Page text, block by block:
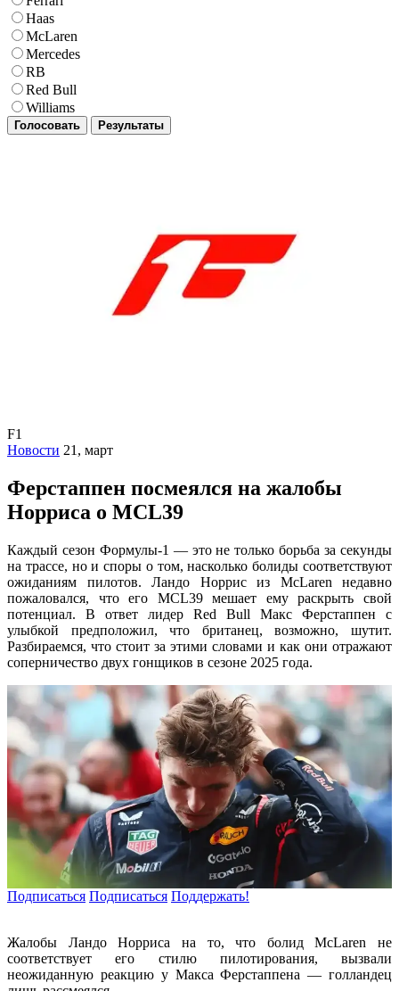
Haas
McLaren
Mercedes
RB
Red Bull
Williams
Голосовать Результаты
F1
Новости 21, март
Ферстаппен посмеялся на жалобы
Норриса о MCL39
Каждый сезон Формулы-1 — это не только борьба за секунды
на трассе, но и споры о том, насколько болиды соответствуют
ожиданиям пилотов. Ландо Норрис из McLaren недавно
пожаловался, что его MCL39 мешает ему раскрыть свой
потенциал. В ответ лидер Red Bull Макс Ферстаппен с
улыбкой предположил, что британец, возможно, шутит.
Разбираемся, что стоит за этими словами и как они отражают
соперничество двух гонщиков в сезоне 2025 года.
Подписаться Подписаться Поддержать!
Жалобы Ландо Норриса на то, что болид McLaren не
соответствует его стилю пилотирования, вызвали
неожиданную реакцию у Макса Ферстаппена — голландец